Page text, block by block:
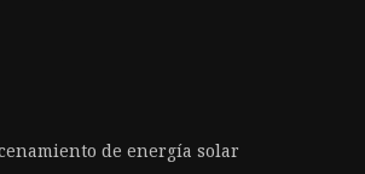
de energía solar